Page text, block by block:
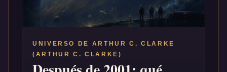
UNIVERSO DE ARTHUR C. CLARKE
(ARTHUR C. CLARKE)